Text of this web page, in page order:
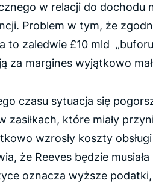
w relacji do dochodu
Problem w tym, że
to zaledwie £10 mld
za margines wyjątkowo
czasu sytuacja się
zasiłkach, które miały
wzrosły koszty
że Reeves będzie
oznacza wyższe